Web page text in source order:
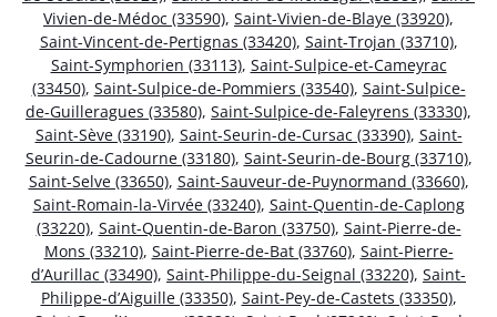
Vivien-de-Médoc (33590), Saint-Vivien-de-Blaye (33920),
Saint-Vincent-de-Pertignas (33420), Saint-Trojan (33710),
Saint-Symphorien (33113), Saint-Sulpice-et-Cameyrac
(33450), Saint-Sulpice-de-Pommiers (33540), Saint-Sulpice-
de-Guilleragues (33580), Saint-Sulpice-de-Faleyrens (33330),
Saint-Sève (33190), Saint-Seurin-de-Cursac (33390), Saint-
Seurin-de-Cadourne (33180), Saint-Seurin-de-Bourg (33710),
Saint-Selve (33650), Saint-Sauveur-de-Puynormand (33660),
Saint-Romain-la-Virvée (33240), Saint-Quentin-de-Caplong
(33220), Saint-Quentin-de-Baron (33750), Saint-Pierre-de-
Mons (33210), Saint-Pierre-de-Bat (33760), Saint-Pierre-
d’Aurillac (33490), Saint-Philippe-du-Seignal (33220), Saint-
Philippe-d’Aiguille (33350), Saint-Pey-de-Castets (33350),